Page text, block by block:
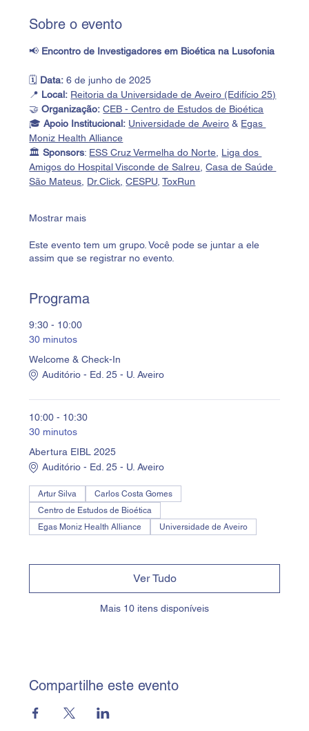
Sobre o evento
📢 Encontro de Investigadores em Bioética na Lusofonia
🗓️ Data: 6 de junho de 2025
📍 Local: Reitoria da Universidade de Aveiro (Edifício 25)
🤝 Organização: CEB - Centro de Estudos de Bioética
🎓 Apoio Institucional: Universidade de Aveiro & Egas
Moniz Health Alliance
🏛️ Sponsors: ESS Cruz Vermelha do Norte Liga dos
Amigos do Hospital Visconde de Salreu , Casa de Saúde
São Mateus Dr.Click CESPU , ToxRun
Mostrar mais
Este evento tem um grupo. Você pode se juntar a ele
assim que se registrar no evento.
Programa
9:30 - 10:00
30 minutos
Welcome & Check-In
Auditório - Ed. 25 - U. Aveiro
10:00 - 10:30
30 minutos
Abertura EIBL 2025
Auditório - Ed. 25 - U. Aveiro
Artur Silva
Carlos Costa Gomes
Centro de Estudos de Bioética
Egas Moniz Health Alliance
Universidade de Aveiro
Mais 10 itens disponíveis
Ver Tudo
Compartilhe este evento